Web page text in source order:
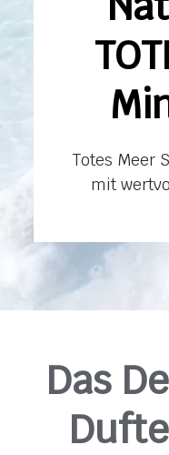
Totes Meer
mit
Das